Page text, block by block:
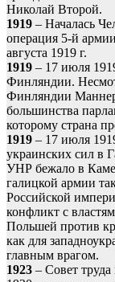
Николай Второй.
1919 – Началась
операция 5-й
августа 1919 г.
1919 – 17 июля
Финляндии.
Финляндии
большинства
которому страна
1919 – 17 июля
украинских сил в
УНР бежало в
галицкой армии
Российской
конфликт с
Польшей против
как для
главным врагом.
1923 – Совет